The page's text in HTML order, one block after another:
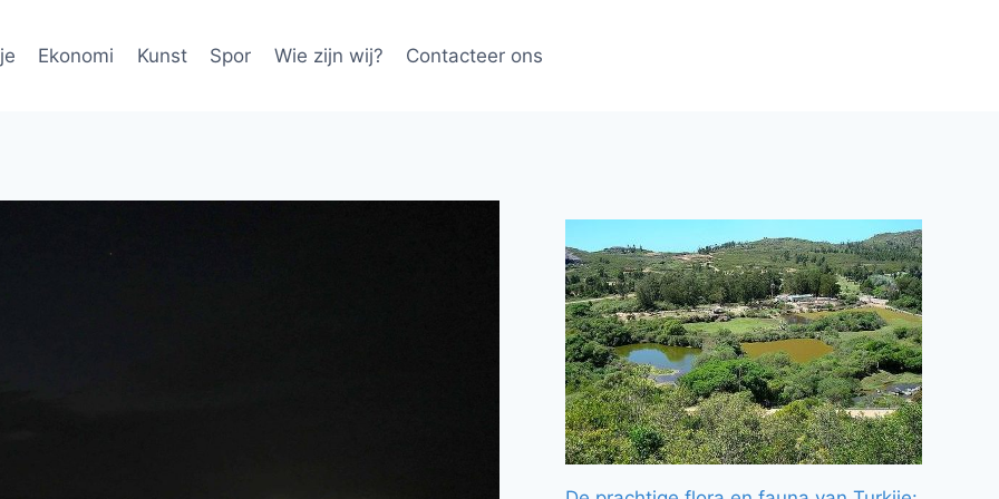
Ekonomi Kunst Spor Wie zijn wij? Contacteer ons